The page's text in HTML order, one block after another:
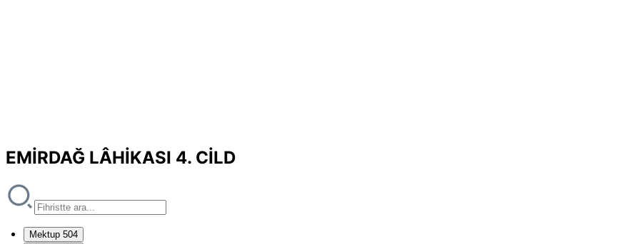
EMİRDAĞ LÂHİKASI 4. CİLD
Mektup 504